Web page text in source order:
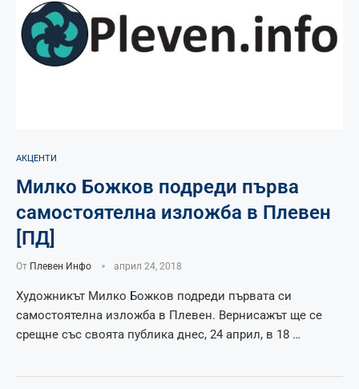
АКЦЕНТИ
Милко Божков подреди първа
самостоятелна изложба в Плевен
[ПД]
От Плевен Инфо април 24, 2018
Художникът Милко Божков подреди първата си
самостоятелна изложба в Плевен. Вернисажът ще се
срещне със своята публика днес, 24 април, в 18 …